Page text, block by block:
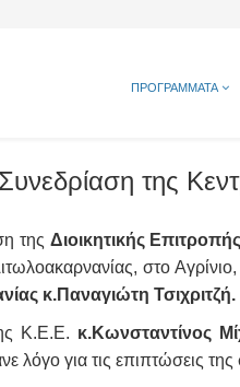
ΠΡΟΓΡΑΜΜΑΤΑ
Συνεδρίαση της
της Διοικητικής
στο
κ.Παναγιώτη Τσιχριτζή.
Κ.Ε.Ε. κ.Κωνσταντίνος
για τις επιπτώσεις της